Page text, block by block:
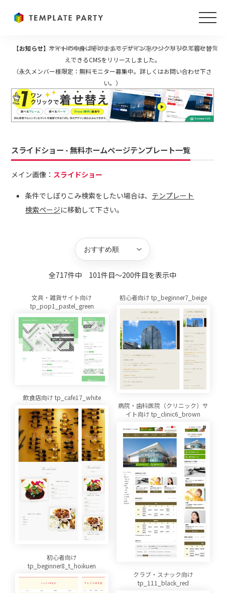
スライドショー 無料ホームページテンプレート（HTML/CSS）一覧
【お知らせ】サイトの中身はそのままでデザインをワンクリックで着せ替
えできるCMSをリリースしました。
（永久メンバー様限定：無料モニター募集中。詳しくはお問い合わせ下さ
い。）
スライドショー - 無料ホームページテンプレート一覧
メイン画像： スライドショー
条件でしぼりこみ検索をしたい場合は、 テンプレート
検索ページに移動して下さい。
キーワード
並び替え
全717件中 101件目〜200件目を表示中
文具・雑貨サイト向け
tp_pop1_pastel_green
初心者向け tp_beginner7_beige
飲食店向け tp_cafe17_white
病院・歯科医院（クリニック）サ
イト向け tp_clinic6_brown
初心者向け
tp_beginner8_t_hoikuen
クラブ・スナック向け
tp_111_black_red